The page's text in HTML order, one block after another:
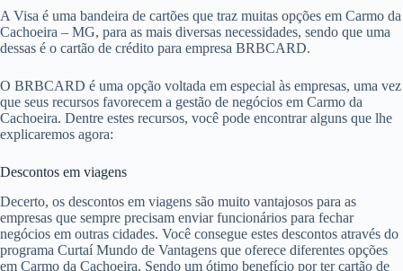
A Visa é uma bandeira de cartões que traz muitas opções em Carmo da
Cachoeira – MG, para as mais diversas necessidades, sendo que uma
dessas é o cartão de crédito para empresa BRBCARD.
O BRBCARD é uma opção voltada em especial às empresas, uma vez
que seus recursos favorecem a gestão de negócios em Carmo da
Cachoeira. Dentre estes recursos, você pode encontrar alguns que lhe
explicaremos agora:
Descontos em viagens
Decerto, os descontos em viagens são muito vantajosos para as
empresas que sempre precisam enviar funcionários para fechar
negócios em outras cidades. Você consegue estes descontos através do
programa Curtaí Mundo de Vantagens que oferece diferentes opções
em Carmo da Cachoeira. Sendo um ótimo benefício por ter cartão de